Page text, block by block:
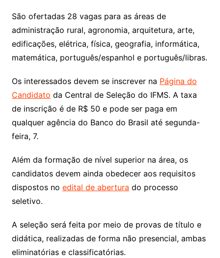
São ofertadas 28 vagas para as áreas de
administração rural, agronomia, arquitetura, arte,
edificações, elétrica, física, geografia, informática,
matemática, português/espanhol e português/libras.
Os interessados devem se inscrever na Página do
Candidato da Central de Seleção do IFMS. A taxa
de inscrição é de R$ 50 e pode ser paga em
qualquer agência do Banco do Brasil até segunda-
feira, 7.
Além da formação de nível superior na área, os
candidatos devem ainda obedecer aos requisitos
dispostos no edital de abertura do processo
seletivo.
A seleção será feita por meio de provas de título e
didática, realizadas de forma não presencial, ambas
eliminatórias e classificatórias.